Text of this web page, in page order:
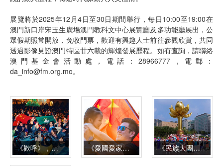
展覽將於2025年12月4日至30日期間舉行，每日10:00至19:00在
澳門新口岸宋玉生廣場澳門教科文中心展覽廳及多功能廳展出，公
眾假期照常開放，免收門票，歡迎有興趣人士前往參觀欣賞，共同
透過影像見證澳門特區廿六載的輝煌發展歷程。如有查詢，請聯絡
澳門基金會活動處，電話：28966777，電郵：
da_info@fm.org.mo。
《歡呼》，麥慶堅攝 《愛國愛家》，陳永堅攝 《民族大團結》，Allan Tang攝